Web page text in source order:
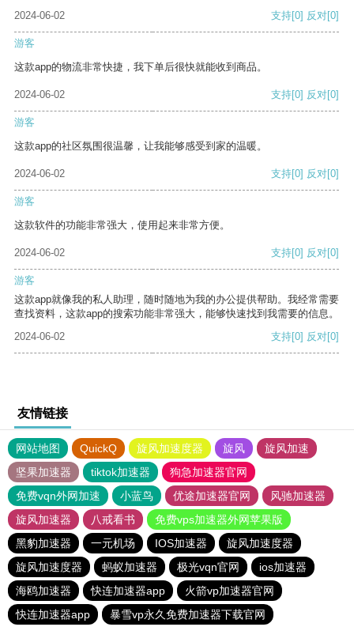
2024-06-02
支持[0] 反对[0]
游客
这款app的物流非常快捷，我下单后很快就能收到商品。
2024-06-02 支持[0] 反对[0]
游客
这款app的社区氛围很温馨，让我能够感受到家的温暖。
2024-06-02 支持[0] 反对[0]
游客
这款软件的功能非常强大，使用起来非常方便。
2024-06-02 支持[0] 反对[0]
游客
这款app就像我的私人助理，随时随地为我的办公提供帮助。我经常需要
查找资料，这款app的搜索功能非常强大，能够快速找到我需要的信息。
2024-06-02
支持[0] 反对[0]
友情链接
网站地图 QuickQ 旋风加速度器 旋风
旋风加速
坚果加速器
tiktok加速器
狗急加速器官网
免费vqn外网加速
小蓝鸟 优途加速器官网
风驰加速器
旋风加速器
八戒看书
免费vps加速器外网苹果版
黑豹加速器
一元机场 IOS加速器
旋风加速度器
旋风加速度器
蚂蚁加速器 极光vqn官网
ios加速器
海鸥加速器
快连加速器app
火箭vp加速器官网
快连加速器app
暴雪vp永久免费加速器下载官网